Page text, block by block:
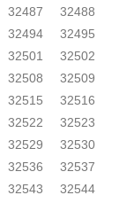
32487
32488
32494
32495
32501
32502
32508
32509
32515
32516
32522
32523
32529
32530
32536
32537
32543
32544